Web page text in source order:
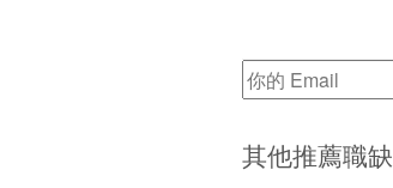
其他推薦職缺